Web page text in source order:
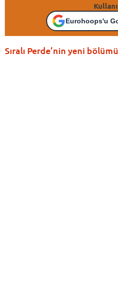
Eurohoops'u
Sıralı Perde’nin yeni